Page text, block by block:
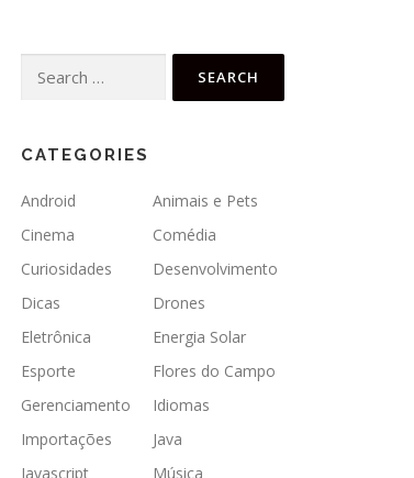
for:
CATEGORIES
Android
Animais e Pets
Cinema
Comédia
Curiosidades
Desenvolvimento
Dicas
Drones
Eletrônica
Energia Solar
Esporte
Flores do Campo
Gerenciamento
Idiomas
Importações
Java
Javascript
Música